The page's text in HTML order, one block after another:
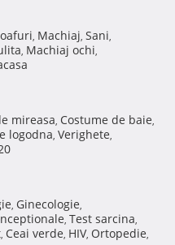
, Machiaj, Sani,
, Machiaj ochi,
mireasa, Costume de baie,
logodna, Verighete,
, Ginecologie,
, Test sarcina,
, Ceai verde, HIV, Ortopedie,